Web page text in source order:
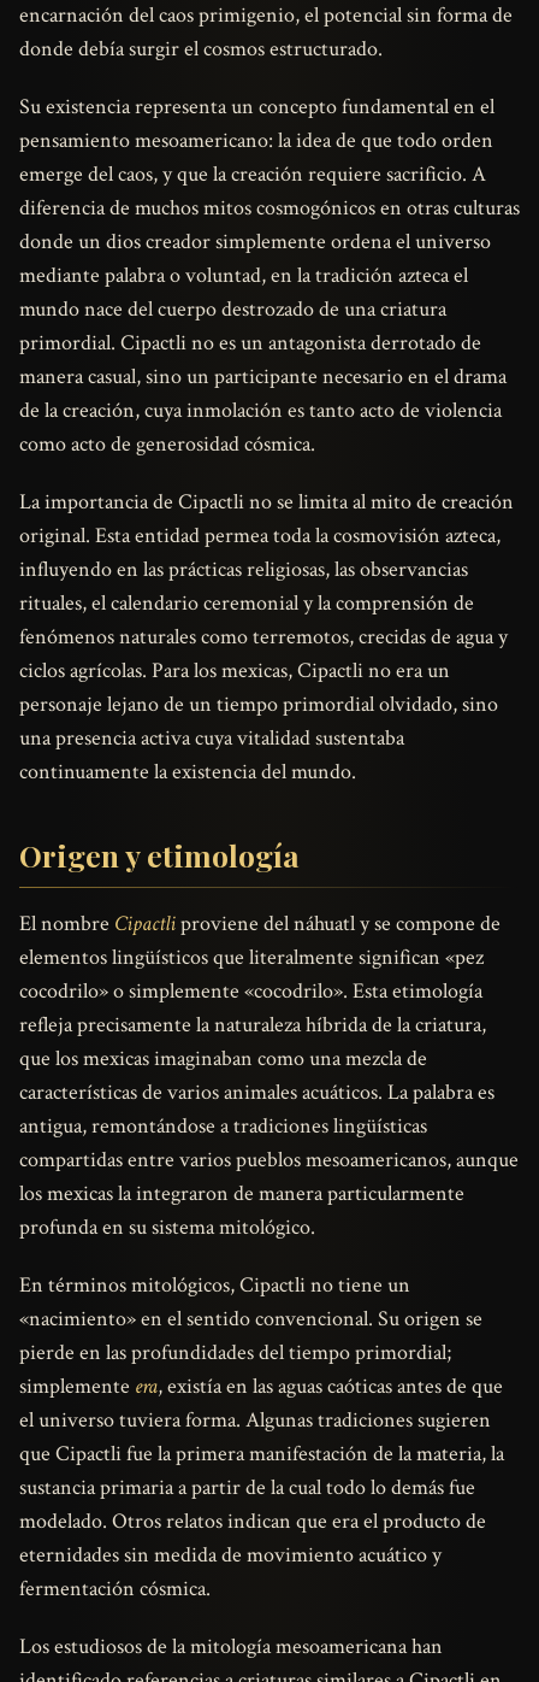
encarnación del caos primigenio, el potencial sin forma de
donde debía surgir el cosmos estructurado.
Su existencia representa un concepto fundamental en el
pensamiento mesoamericano: la idea de que todo orden
emerge del caos, y que la creación requiere sacrificio. A
diferencia de muchos mitos cosmogónicos en otras culturas
donde un dios creador simplemente ordena el universo
mediante palabra o voluntad, en la tradición azteca el
mundo nace del cuerpo destrozado de una criatura
primordial. Cipactli no es un antagonista derrotado de
manera casual, sino un participante necesario en el drama
de la creación, cuya inmolación es tanto acto de violencia
como acto de generosidad cósmica.
La importancia de Cipactli no se limita al mito de creación
original. Esta entidad permea toda la cosmovisión azteca,
influyendo en las prácticas religiosas, las observancias
rituales, el calendario ceremonial y la comprensión de
fenómenos naturales como terremotos, crecidas de agua y
ciclos agrícolas. Para los mexicas, Cipactli no era un
personaje lejano de un tiempo primordial olvidado, sino
una presencia activa cuya vitalidad sustentaba
continuamente la existencia del mundo.
Origen y etimología
El nombre Cipactliproviene del náhuatl y se compone de
elementos lingüísticos que literalmente significan «pez
cocodrilo» o simplemente «cocodrilo». Esta etimología
refleja precisamente la naturaleza híbrida de la criatura,
que los mexicas imaginaban como una mezcla de
características de varios animales acuáticos. La palabra es
antigua, remontándose a tradiciones lingüísticas
compartidas entre varios pueblos mesoamericanos, aunque
los mexicas la integraron de manera particularmente
profunda en su sistema mitológico.
En términos mitológicos, Cipactli no tiene un
«nacimiento» en el sentido convencional. Su origen se
pierde en las profundidades del tiempo primordial;
simplemente era, existía en las aguas caóticas antes de que
el universo tuviera forma. Algunas tradiciones sugieren
que Cipactli fue la primera manifestación de la materia, la
sustancia primaria a partir de la cual todo lo demás fue
modelado. Otros relatos indican que era el producto de
eternidades sin medida de movimiento acuático y
fermentación cósmica.
Los estudiosos de la mitología mesoamericana han